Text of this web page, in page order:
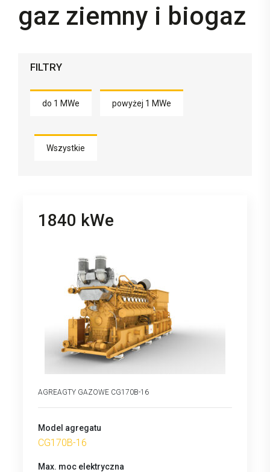
gaz ziemny i biogaz
FILTRY
do 1 MWe powyżej 1 MWe
Wszystkie
1840 kWe
AGREAGTY GAZOWE CG170B-16
Model agregatu
CG170B-16
Max. moc elektryczna